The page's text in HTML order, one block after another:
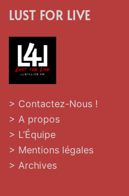
LUST FOR LIVE
> Contactez-Nous !
> A propos
> L’Équipe
> Mentions légales
> Archives